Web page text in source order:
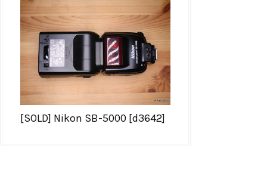
[SOLD] Nikon SB-5000 [d3642]